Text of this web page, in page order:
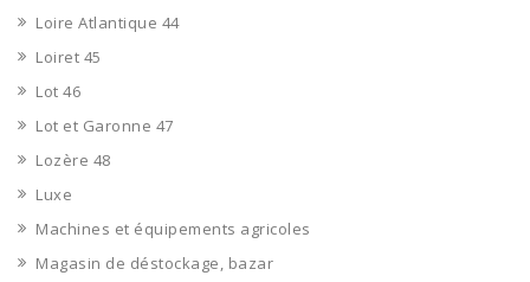
Loire Atlantique 44
Loiret 45
Lot 46
Lot et Garonne 47
Lozère 48
Luxe
Machines et équipements agricoles
Magasin de déstockage, bazar